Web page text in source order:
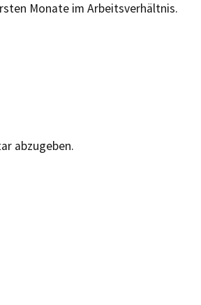
Monate im Arbeitsverhältnis.
abzugeben.